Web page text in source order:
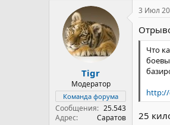
Tigr
Модератор
Команда форума
Сообщения
25.543
Адрес
Саратов
3 Июл
Что
http://
25